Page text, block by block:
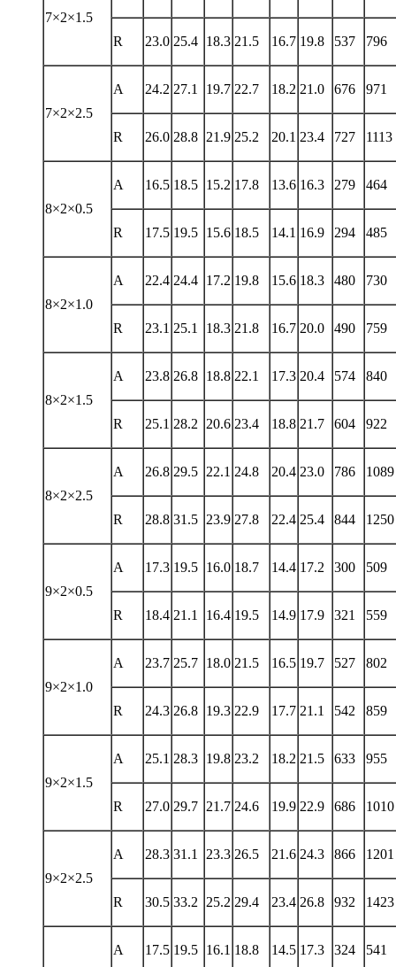
7×2×1.5
R 23.0 25.4 18.3 21.5 16.7 19.8 537 796
7×2×2.5
A 24.2 27.1 19.7 22.7 18.2 21.0 676 971
R 26.0 28.8 21.9 25.2 20.1 23.4 727 1113
8×2×0.5
A 16.5 18.5 15.2 17.8 13.6 16.3 279 464
R 17.5 19.5 15.6 18.5 14.1 16.9 294 485
8×2×1.0
A 22.4 24.4 17.2 19.8 15.6 18.3 480 730
R 23.1 25.1 18.3 21.8 16.7 20.0 490 759
8×2×1.5
A 23.8 26.8 18.8 22.1 17.3 20.4 574 840
R 25.1 28.2 20.6 23.4 18.8 21.7 604 922
8×2×2.5
A 26.8 29.5 22.1 24.8 20.4 23.0 786 1089
R 28.8 31.5 23.9 27.8 22.4 25.4 844 1250
9×2×0.5
A 17.3 19.5 16.0 18.7 14.4 17.2 300 509
R 18.4 21.1 16.4 19.5 14.9 17.9 321 559
9×2×1.0
A 23.7 25.7 18.0 21.5 16.5 19.7 527 802
R 24.3 26.8 19.3 22.9 17.7 21.1 542 859
9×2×1.5
A 25.1 28.3 19.8 23.2 18.2 21.5 633 955
R 27.0 29.7 21.7 24.6 19.9 22.9 686 1010
9×2×2.5
A 28.3 31.1 23.3 26.5 21.6 24.3 866 1201
R 30.5 33.2 25.2 29.4 23.4 26.8 932 1423
A 17.5 19.5 16.1 18.8 14.5 17.3 324 541